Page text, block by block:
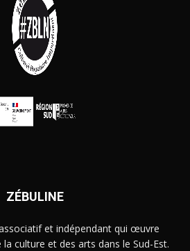
ZÉBULINE
et indépendant qui œuvre
culture et des arts dans le Sud-Est.